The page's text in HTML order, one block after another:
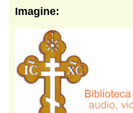
Imagine: